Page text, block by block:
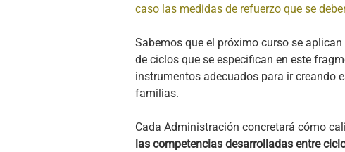
caso las medidas de refuerzo que se
Sabemos que el próximo curso se
de ciclos que se especifican en este
instrumentos adecuados para ir creando
familias.
Cada Administración concretará cómo
las competencias desarrolladas entre